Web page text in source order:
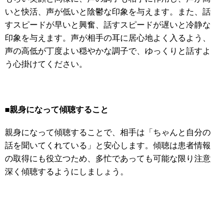
いと快活、声が低いと陰鬱な印象を与えます。また、話
すスピードが早いと興奮、話すスピードが遅いと冷静な
印象を与えます。声が相手の耳に居心地よく入るよう、
声の高低が丁度よい穏やかな調子で、ゆっくりと話すよ
う心掛けてください。
■親身になって傾聴すること
親身になって傾聴することで、相手は「ちゃんと自分の
話を聞いてくれている」と安心します。傾聴は患者情報
の取得にも役立つため、多忙であっても可能な限り注意
深く傾聴するようにしましょう。